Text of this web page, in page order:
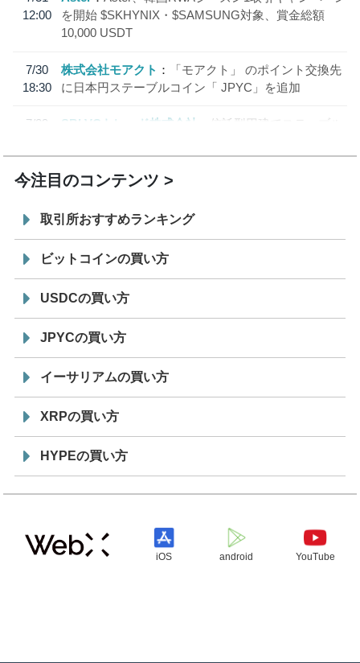
12:00
を開始 $SKHYNIX・$SAMSUNG対象、賞金総額
10,000 USDT
7/30
18:30
株式会社モアクト
「モアクト」 のポイント交換先
に日本円ステーブルコイン「 JPYC」を追加
7/29
SBI VCトレード株式会社
信託型円建てステーブル
今注目のコンテンツ
取引所おすすめランキング
ビットコインの買い方
USDCの買い方
JPYCの買い方
イーサリアムの買い方
XRPの買い方
HYPEの買い方
iOS android YouTube